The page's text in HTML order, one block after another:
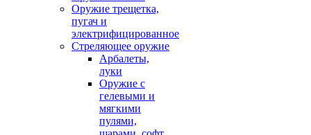
Оружие трещетка,
пугач и
электрифицированное
Стреляющее оружие
Арбалеты,
луки
Оружие с
гелевыми и
мягкими
пулями,